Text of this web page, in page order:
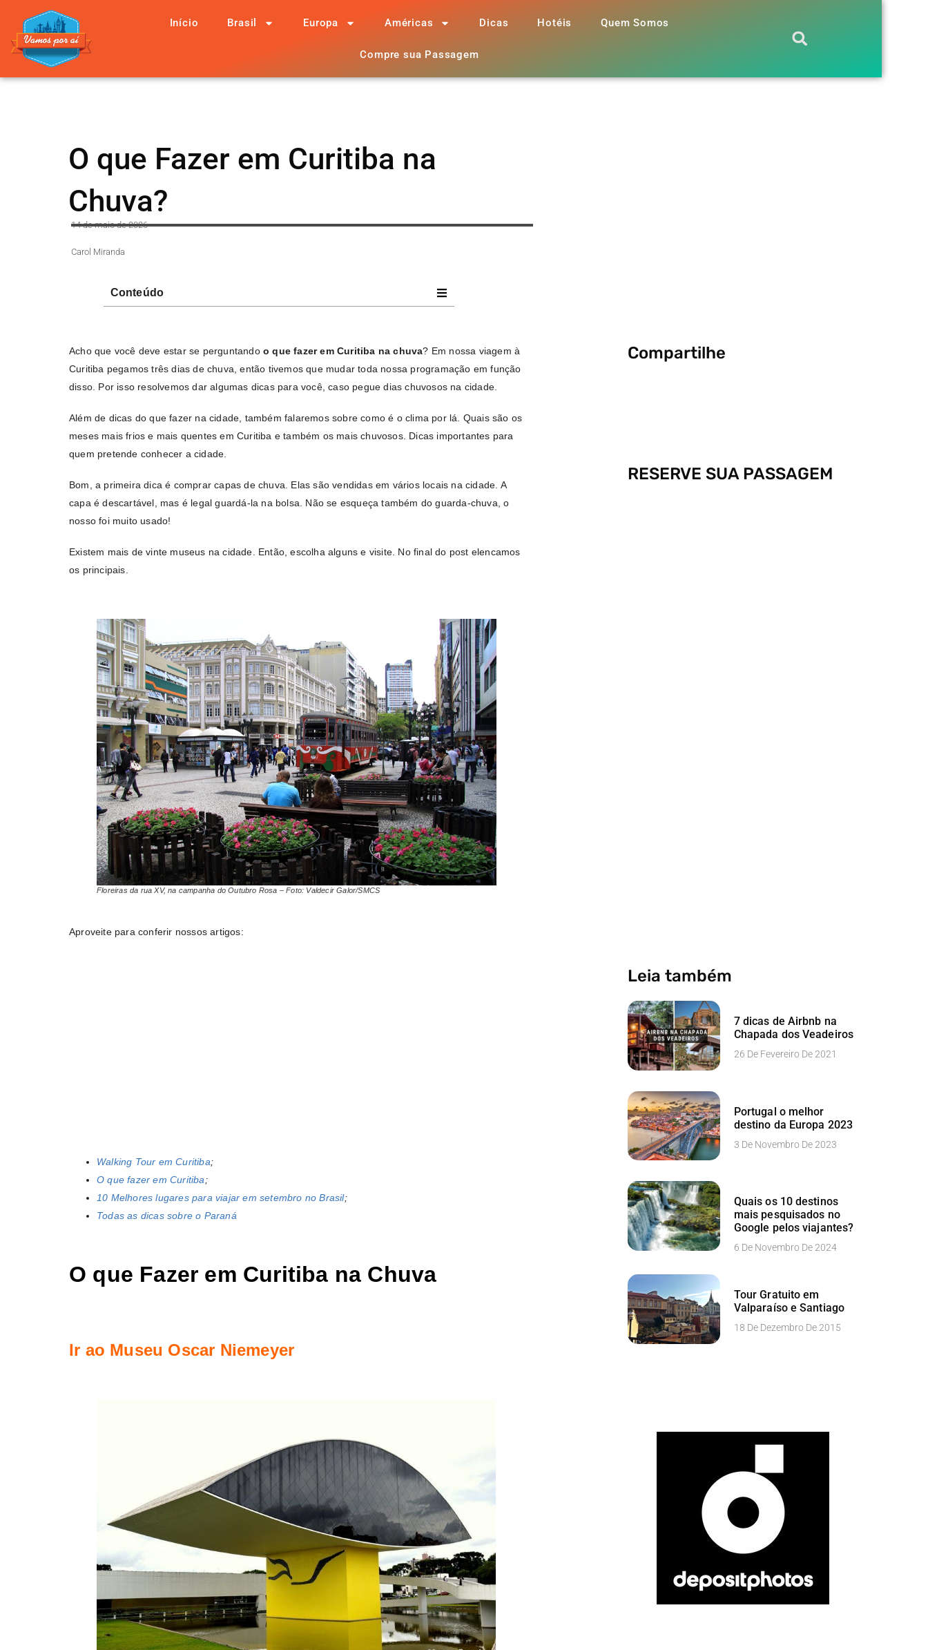
Início Brasil Europa Américas Dicas Hotéis Quem Somos
Compre sua Passagem
O que Fazer em Curitiba na
Chuva?
14 de maio de 2026
Carol Miranda
Conteúdo
Acho que você deve estar se perguntando o que fazer em Curitiba na chuva? Em nossa viagem à
Curitiba pegamos três dias de chuva, então tivemos que mudar toda nossa programação em função
disso. Por isso resolvemos dar algumas dicas para você, caso pegue dias chuvosos na cidade.
Além de dicas do que fazer na cidade, também falaremos sobre como é o clima por lá. Quais são os
meses mais frios e mais quentes em Curitiba e também os mais chuvosos. Dicas importantes para
quem pretende conhecer a cidade.
Bom, a primeira dica é comprar capas de chuva. Elas são vendidas em vários locais na cidade. A
capa é descartável, mas é legal guardá-la na bolsa. Não se esqueça também do guarda-chuva, o
nosso foi muito usado!
Existem mais de vinte museus na cidade. Então, escolha alguns e visite. No final do post elencamos
os principais.
Floreiras da rua XV, na campanha do Outubro Rosa – Foto: Valdecir Galor/SMCS
Aproveite para conferir nossos artigos:
Walking Tour em Curitiba;
O que fazer em Curitiba ;
10 Melhores lugares para viajar em setembro no Brasil;
Todas as dicas sobre o Paraná
O que Fazer em Curitiba na Chuva
Ir ao Museu Oscar Niemeyer
Compartilhe
RESERVE SUA PASSAGEM
Leia também
7 dicas de Airbnb na
Chapada dos Veadeiros
26 De Fevereiro De 2021
Portugal o melhor
destino da Europa 2023
3 De Novembro De 2023
Quais os 10 destinos
mais pesquisados no
Google pelos viajantes?
6 De Novembro De 2024
Tour Gratuito em
Valparaíso e Santiago
18 De Dezembro De 2015